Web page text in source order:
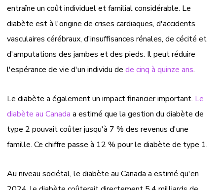
entraîne un coût individuel et familial considérable. Le
diabète est à l'origine de crises cardiaques, d'accidents
vasculaires cérébraux, d'insuffisances rénales, de cécité et
d'amputations des jambes et des pieds. Il peut réduire
l'espérance de vie d'un individu de de cinq à quinze ans.
Le diabète a également un impact financier important. Le
diabète au Canada a estimé que la gestion du diabète de
type 2 pouvait coûter jusqu'à 7 % des revenus d'une
famille. Ce chiffre passe à 12 % pour le diabète de type 1.
Au niveau sociétal, le diabète au Canada a estimé qu'en